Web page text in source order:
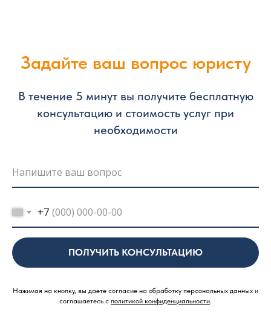
Задайте ваш вопрос юристу
В течение 5 минут вы получите бесплатную
консультацию и стоимость услуг при
необходимости
+7
ПОЛУЧИТЬ КОНСУЛЬТАЦИЮ
Нажимая на кнопку, вы даете согласие на обработку персональных данных и
соглашаетесь c политикой конфиденциальности